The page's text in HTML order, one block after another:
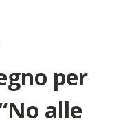
per
alle